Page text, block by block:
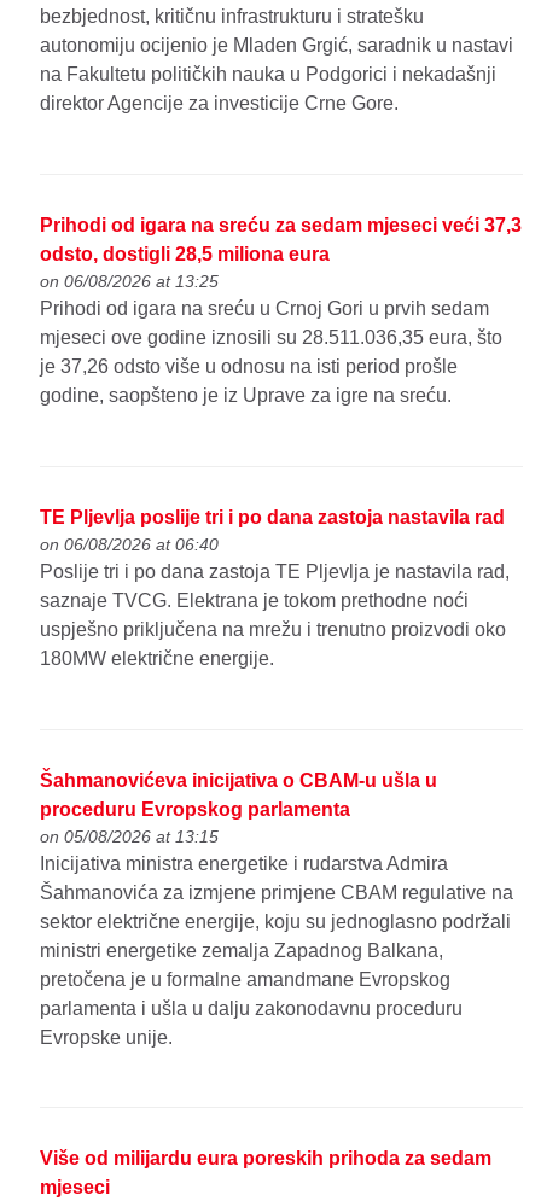
bezbjednost, kritičnu infrastrukturu i stratešku
autonomiju ocijenio je Mladen Grgić, saradnik u nastavi
na Fakultetu političkih nauka u Podgorici i nekadašnji
direktor Agencije za investicije Crne Gore.
Prihodi od igara na sreću za sedam mjeseci veći 37,3
odsto, dostigli 28,5 miliona eura
on 06/08/2026 at 13:25
Prihodi od igara na sreću u Crnoj Gori u prvih sedam
mjeseci ove godine iznosili su 28.511.036,35 eura, što
je 37,26 odsto više u odnosu na isti period prošle
godine, saopšteno je iz Uprave za igre na sreću.
TE Pljevlja poslije tri i po dana zastoja nastavila rad
on 06/08/2026 at 06:40
Poslije tri i po dana zastoja TE Pljevlja je nastavila rad,
saznaje TVCG. Elektrana je tokom prethodne noći
uspješno priključena na mrežu i trenutno proizvodi oko
180MW električne energije.
Šahmanovićeva inicijativa o CBAM-u ušla u
proceduru Evropskog parlamenta
on 05/08/2026 at 13:15
Inicijativa ministra energetike i rudarstva Admira
Šahmanovića za izmjene primjene CBAM regulative na
sektor električne energije, koju su jednoglasno podržali
ministri energetike zemalja Zapadnog Balkana,
pretočena je u formalne amandmane Evropskog
parlamenta i ušla u dalju zakonodavnu proceduru
Evropske unije.
Više od milijardu eura poreskih prihoda za sedam
mjeseci